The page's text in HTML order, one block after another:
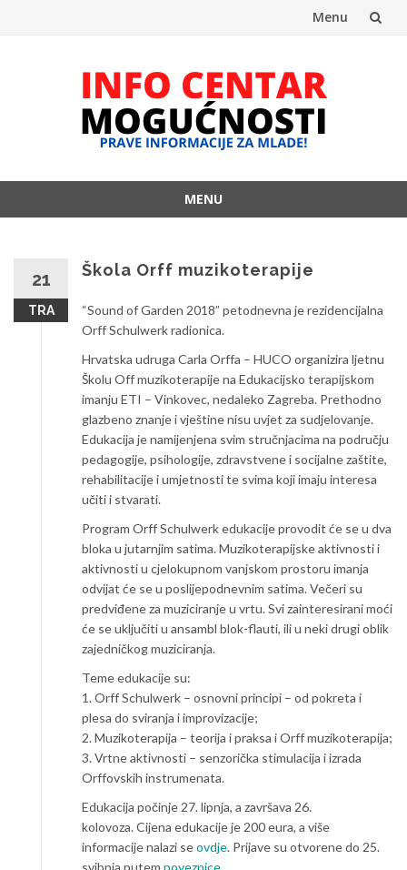
Menu
MENU
21
TRA
Škola Orff muzikoterapije
“Sound of Garden 2018” petodnevna je rezidencijalna
Orff Schulwerk radionica.
Hrvatska udruga Carla Orffa – HUCO organizira ljetnu
Školu Off muzikoterapije na Edukacijsko terapijskom
imanju ETI – Vinkovec, nedaleko Zagreba. Prethodno
glazbeno znanje i vještine nisu uvjet za sudjelovanje.
Edukacija je namijenjena svim stručnjacima na području
pedagogije, psihologije, zdravstvene i socijalne zaštite,
rehabilitacije i umjetnosti te svima koji imaju interesa
učiti i stvarati.
Program Orff Schulwerk edukacije provodit će se u dva
bloka u jutarnjim satima. Muzikoterapijske aktivnosti i
aktivnosti u cjelokupnom vanjskom prostoru imanja
odvijat će se u poslijepodnevnim satima. Večeri su
predviđene za muziciranje u vrtu. Svi zainteresirani moći
će se uključiti u ansambl blok-flauti, ili u neki drugi oblik
zajedničkog muziciranja.
Teme edukacije su:
1. Orff Schulwerk – osnovni principi – od pokreta i
plesa do sviranja i improvizacije;
2. Muzikoterapija – teorija i praksa i Orff muzikoterapija;
3. Vrtne aktivnosti – senzorička stimulacija i izrada
Orffovskih instrumenata.
Edukacija počinje 27. lipnja, a završava 26.
kolovoza. Cijena edukacije je 200 eura, a više
informacije nalazi seovdje. Prijave su otvorene do 25.
svibnja putem poveznice.